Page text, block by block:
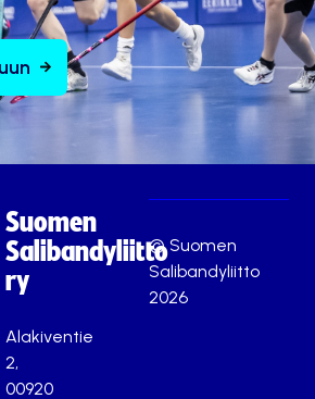
Suomen
Salibandyliitto
ry
Alakiventie
2,
00920
© Suomen
Salibandyliitto
2026